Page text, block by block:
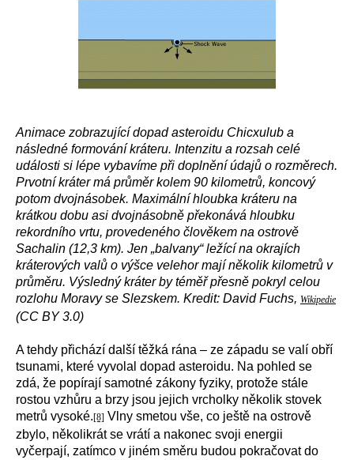
Animace zobrazující dopad asteroidu Chicxulub a
následné formování kráteru. Intenzitu a rozsah celé
události si lépe vybavíme při doplnění údajů o rozměrech.
Prvotní kráter má průměr kolem 90 kilometrů, koncový
potom dvojnásobek. Maximální hloubka kráteru na
krátkou dobu asi dvojnásobně překonává hloubku
rekordního vrtu, provedeného člověkem na ostrově
Sachalin (12,3 km). Jen „balvany“ ležící na okrajích
kráterových valů o výšce velehor mají několik kilometrů v
průměru. Výsledný kráter by téměř přesně pokryl celou
rozlohu Moravy se Slezskem. Kredit: David Fuchs, Wikipedie
(CC BY 3.0)
A tehdy přichází další těžká rána – ze západu se valí obří
tsunami, které vyvolal dopad asteroidu. Na pohled se
zdá, že popírají samotné zákony fyziky, protože stále
rostou vzhůru a brzy jsou jejich vrcholky několik stovek
metrů vysoké.[8] Vlny smetou vše, co ještě na ostrově
zbylo, několikrát se vrátí a nakonec svoji energii
vyčerpají, zatímco v jiném směru budou pokračovat do